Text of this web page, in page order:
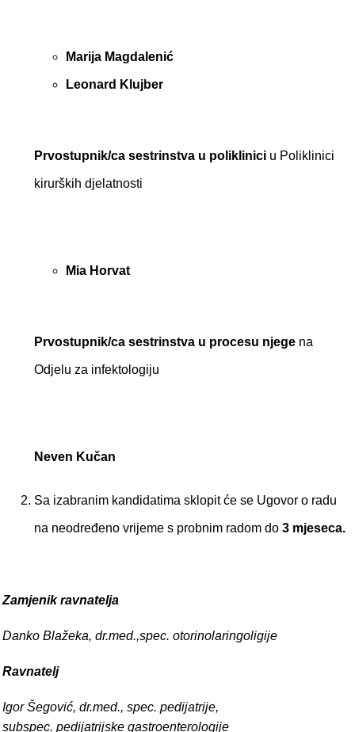
Marija Magdalenić
Leonard Klujber
Prvostupnik/ca sestrinstva u poliklinici u Poliklinici
kirurških djelatnosti
Mia Horvat
Prvostupnik/ca sestrinstva u procesu njege na
Odjelu za infektologiju
Neven Kučan
Sa izabranim kandidatima sklopit će se Ugovor o radu
na neodređeno vrijeme s probnim radom do 3 mjeseca.
Zamjenik ravnatelja
Danko Blažeka, dr.med.,spec. otorinolaringoligije
Ravnatelj
Igor Šegović, dr.med., spec. pedijatrije,
subspec. pedijatrijske gastroenterologije